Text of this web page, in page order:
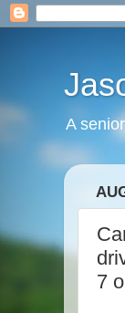
A
7